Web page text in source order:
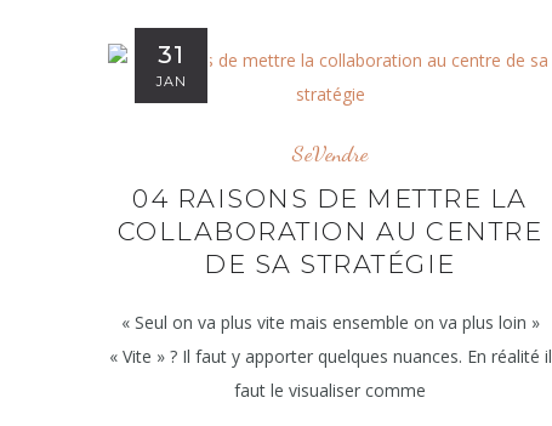
31
JAN
SeVendre
04 RAISONS DE METTRE LA
COLLABORATION AU CENTRE
DE SA STRATÉGIE
« Seul on va plus vite mais ensemble on va plus loin »
« Vite » ? Il faut y apporter quelques nuances. En réalité il
faut le visualiser comme